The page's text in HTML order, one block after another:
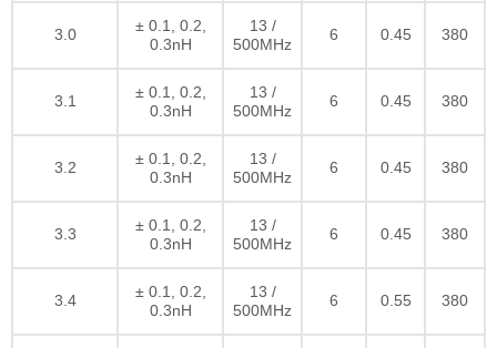
3.0
± 0.1, 0.2,
0.3nH
13 /
500MHz
6 0.45 380
3.1
± 0.1, 0.2,
0.3nH
13 /
500MHz
6 0.45 380
3.2
± 0.1, 0.2,
0.3nH
13 /
500MHz
6 0.45 380
3.3
± 0.1, 0.2,
0.3nH
13 /
500MHz
6 0.45 380
3.4
± 0.1, 0.2,
0.3nH
13 /
500MHz
6 0.55 380